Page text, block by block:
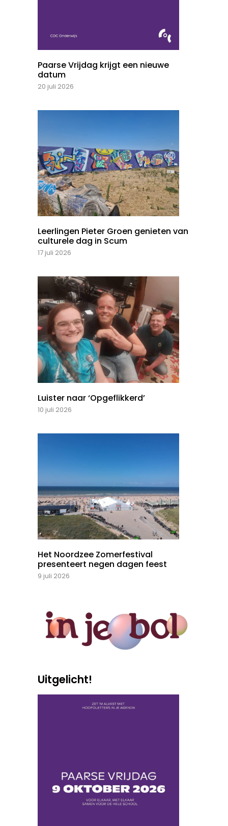
Paarse Vrijdag krijgt een nieuwe
datum
20 juli 2026
Leerlingen Pieter Groen genieten van
culturele dag in Scum
17 juli 2026
Luister naar ‘Opgeflikkerd’
10 juli 2026
Het Noordzee Zomerfestival
presenteert negen dagen feest
9 juli 2026
Uitgelicht!